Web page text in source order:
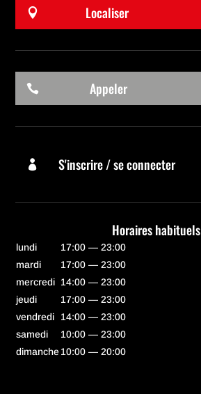
 Localiser
 Appeler
 S'inscrire / se connecter
Horaires habituels
lundi
17:00 — 23:00
mardi
17:00 — 23:00
mercredi 14:00 — 23:00
jeudi
17:00 — 23:00
vendredi
14:00 — 23:00
samedi
10:00 — 23:00
dimanche10:00 — 20:00